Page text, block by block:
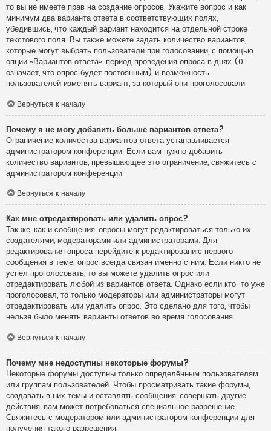
то вы не имеете прав на создание опросов. Укажите вопрос и как
минимум два варианта ответа в соответствующих полях,
убедившись, что каждый вариант находится на отдельной строке
текстового поля. Вы также можете задать количество вариантов,
которые могут выбрать пользователи при голосовании, с помощью
опции «Вариантов ответа», период проведения опроса в днях (0
означает, что опрос будет постоянным) и возможность
пользователей изменять вариант, за который они проголосовали.
Вернуться к началу
Почему я не могу добавить больше вариантов ответа?
Ограничение количества вариантов ответа устанавливается
администратором конференции. Если вам нужно добавить
количество вариантов, превышающее это ограничение, свяжитесь с
администратором конференции.
Вернуться к началу
Как мне отредактировать или удалить опрос?
Так же, как и сообщения, опросы могут редактироваться только их
создателями, модераторами или администраторами. Для
редактирования опроса перейдите к редактированию первого
сообщения в теме; опрос всегда связан именно с ним. Если никто не
успел проголосовать, то вы можете удалить опрос или
отредактировать любой из вариантов ответа. Однако если кто-то уже
проголосовал, то только модераторы или администраторы могут
отредактировать или удалить опрос. Это сделано для того, чтобы
нельзя было менять варианты ответов во время голосования.
Вернуться к началу
Почему мне недоступны некоторые форумы?
Некоторые форумы доступны только определённым пользователям
или группам пользователей. Чтобы просматривать такие форумы,
создавать в них темы и оставлять сообщения, совершать другие
действия, вам может потребоваться специальное разрешение.
Свяжитесь с модератором или администратором конференции для
получения такого разрешения.